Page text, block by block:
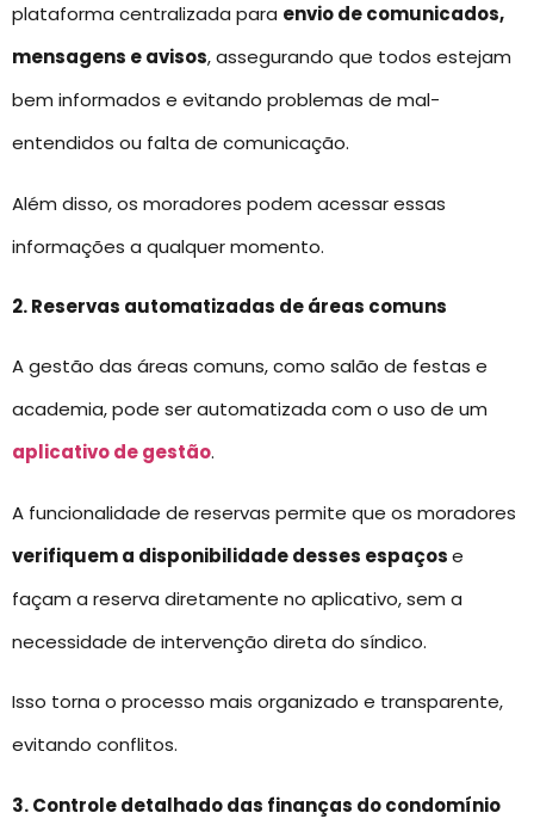
plataforma centralizada para envio de comunicados,
mensagens e avisos, assegurando que todos estejam
bem informados e evitando problemas de mal-
entendidos ou falta de comunicação.
Além disso, os moradores podem acessar essas
informações a qualquer momento.
2. Reservas automatizadas de áreas comuns
A gestão das áreas comuns, como salão de festas e
academia, pode ser automatizada com o uso de um
aplicativo de gestão.
A funcionalidade de reservas permite que os moradores
verifiquem a disponibilidade desses espaçose
façam a reserva diretamente no aplicativo, sem a
necessidade de intervenção direta do síndico.
Isso torna o processo mais organizado e transparente,
evitando conflitos.
3. Controle detalhado das finanças do condomínio